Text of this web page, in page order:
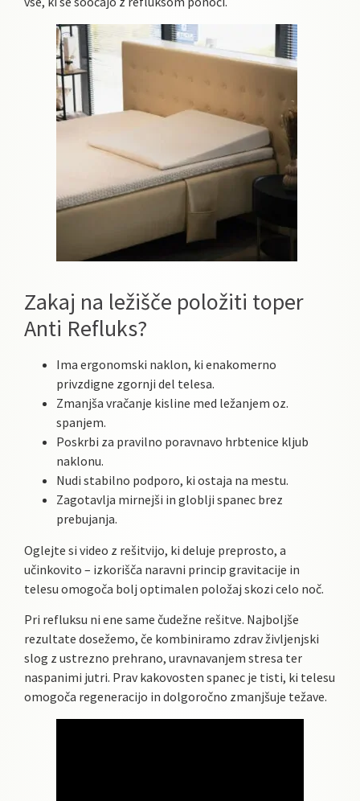
Zakaj na ležišče položiti toper
Anti Refluks?
Ima ergonomski naklon, ki enakomerno
privzdigne zgornji del telesa.
Zmanjša vračanje kisline med ležanjem oz.
spanjem.
Poskrbi za pravilno poravnavo hrbtenice kljub
naklonu.
Nudi stabilno podporo, ki ostaja na mestu.
Zagotavlja mirnejši in globlji spanec brez
prebujanja.
Oglejte si video z rešitvijo, ki deluje preprosto, a
učinkovito – izkorišča naravni princip gravitacije in
telesu omogoča bolj optimalen položaj skozi celo noč.
Pri refluksu ni ene same čudežne rešitve. Najboljše
rezultate dosežemo, če kombiniramo zdrav življenjski
slog z ustrezno prehrano, uravnavanjem stresa ter
naspanimi jutri. Prav kakovosten spanec je tisti, ki telesu
omogoča regeneracijo in dolgoročno zmanjšuje težave.